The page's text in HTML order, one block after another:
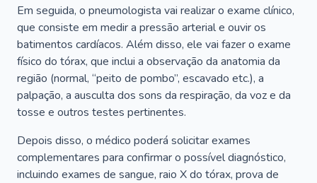
Em seguida, o pneumologista vai realizar o exame clínico,
que consiste em medir a pressão arterial e ouvir os
batimentos cardíacos. Além disso, ele vai fazer o exame
físico do tórax, que inclui a observação da anatomia da
região (normal, “peito de pombo”, escavado etc.), a
palpação, a ausculta dos sons da respiração, da voz e da
tosse e outros testes pertinentes.
Depois disso, o médico poderá solicitar exames
complementares para confirmar o possível diagnóstico,
incluindo exames de sangue, raio X do tórax, prova de